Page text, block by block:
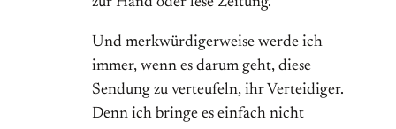
Und merkwürdigerweise werde ich
immer, wenn es darum geht, diese
Sendung zu verteufeln, ihr Verteidiger.
Denn ich bringe es einfach nicht